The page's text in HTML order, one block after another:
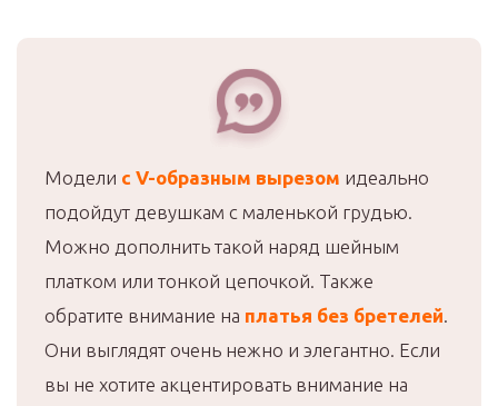
Модели с V-образным вырезом идеально
подойдут девушкам с маленькой грудью.
Можно дополнить такой наряд шейным
платком или тонкой цепочкой. Также
обратите внимание на платья без бретелей
Они выглядят очень нежно и элегантно. Если
вы не хотите акцентировать внимание на